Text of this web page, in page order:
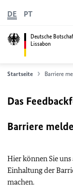
Deutsche
Lissabon
DE PT
Startseite Barriere
Das
Barriere
Hier können Sie
Einhaltung der
machen.